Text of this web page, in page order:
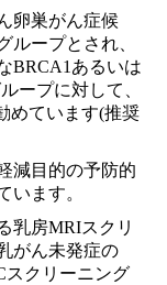
卵巣がん症候
ループとされ、
BRCA1あるいは
ープに対して、
めています(推奨
減目的の予防的
います。
乳房MRIスクリ
がん未発症の
スクリーニング